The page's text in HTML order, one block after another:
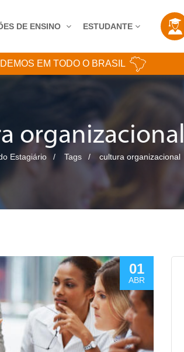
DE ENSINO ESTUDANTE
EM TODO O BRASIL
organizacional
Estagiário Tags cultura organizacional
01
ABR